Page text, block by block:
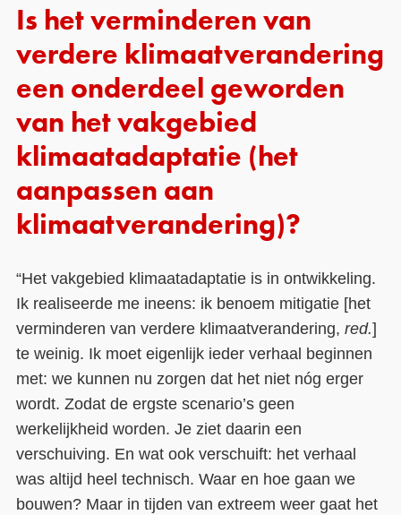
Is het verminderen van
verdere klimaatverandering
een onderdeel geworden
van het vakgebied
klimaatadaptatie (het
aanpassen aan
klimaatverandering)?
“Het vakgebied klimaatadaptatie is in ontwikkeling.
Ik realiseerde me ineens: ik benoem mitigatie [het
verminderen van verdere klimaatverandering, red.]
te weinig. Ik moet eigenlijk ieder verhaal beginnen
met: we kunnen nu zorgen dat het niet nóg erger
wordt. Zodat de ergste scenario’s geen
werkelijkheid worden. Je ziet daarin een
verschuiving. En wat ook verschuift: het verhaal
was altijd heel technisch. Waar en hoe gaan we
bouwen? Maar in tijden van extreem weer gaat het